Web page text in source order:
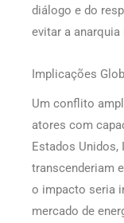
diálogo e do
evitar a
Implicações
Um conflito
atores com
Estados Unidos,
transcenderiam
o impacto seria
mercado de